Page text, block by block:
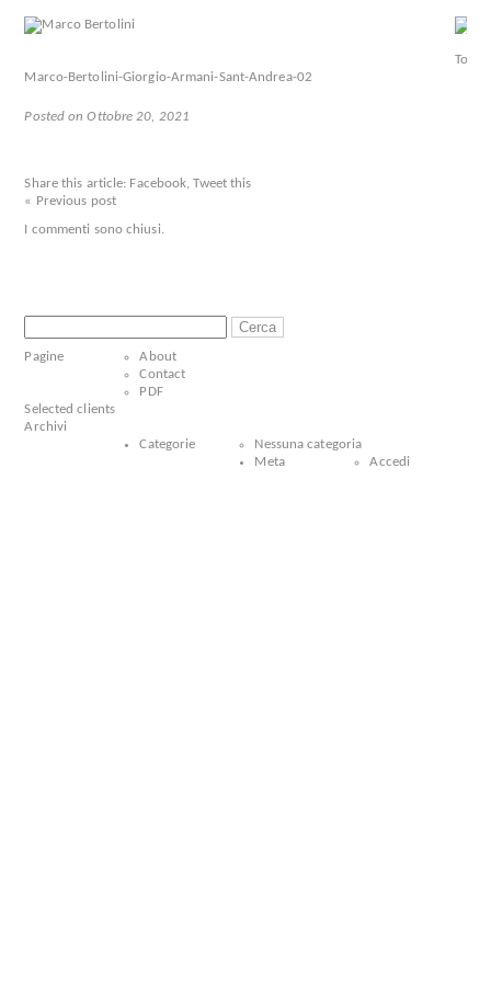
Marco-Bertolini-Giorgio-Armani-Sant-Andrea-02
Posted on Ottobre 20, 2021
Share this article: Facebook,Tweet this
« Previous post
I commenti sono chiusi.
per:
Pagine
About
Contact
PDF
Selected clients
Archivi
Categorie
Nessuna categoria
Meta
Accedi